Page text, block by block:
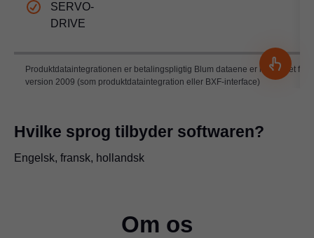
SERVO-
DRIVE
Produktdataintegrationen er betalingspligtig Blum dataene er integreret fra
version 2009 (som produktdataintegration eller BXF-interface)
Hvilke sprog tilbyder softwaren?
Engelsk, fransk, hollandsk
Om os